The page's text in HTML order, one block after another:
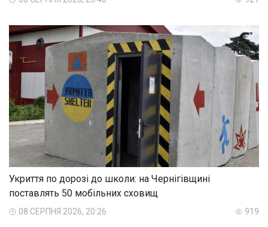
Укриття по дорозі до школи: на Чернігівщині
поставлять 50 мобільних сховищ
08 СЕРПНЯ 2026, 20:26 919